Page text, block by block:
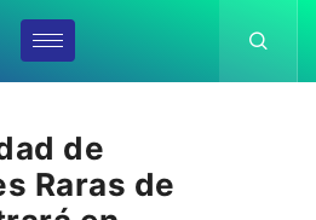
de
Raras de